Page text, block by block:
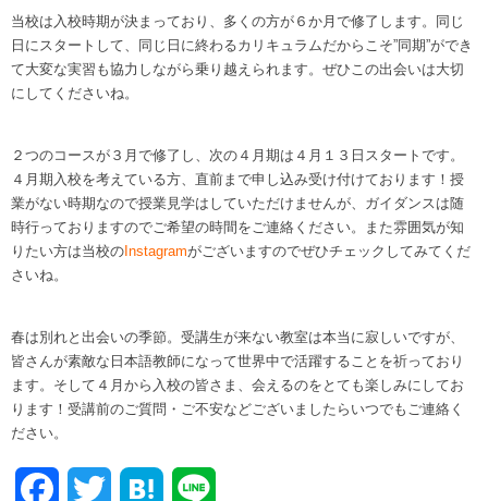
当校は入校時期が決まっており、多くの方が６か月で修了します。同じ
日にスタートして、同じ日に終わるカリキュラムだからこそ”同期”ができ
て大変な実習も協力しながら乗り越えられます。ぜひこの出会いは大切
にしてくださいね。
２つのコースが３月で修了し、次の４月期は４月１３日スタートです。
４月期入校を考えている方、直前まで申し込み受け付けております！授
業がない時期なので授業見学はしていただけませんが、ガイダンスは随
時行っておりますのでご希望の時間をご連絡ください。また雰囲気が知
りたい方は当校の Instagramがございますのでぜひチェックしてみてくだ
さいね。
春は別れと出会いの季節。受講生が来ない教室は本当に寂しいですが、
皆さんが素敵な日本語教師になって世界中で活躍することを祈っており
ます。そして４月から入校の皆さま、会えるのをとても楽しみにしてお
ります！受講前のご質問・ご不安などございましたらいつでもご連絡く
ださい。
FacebookTwitter